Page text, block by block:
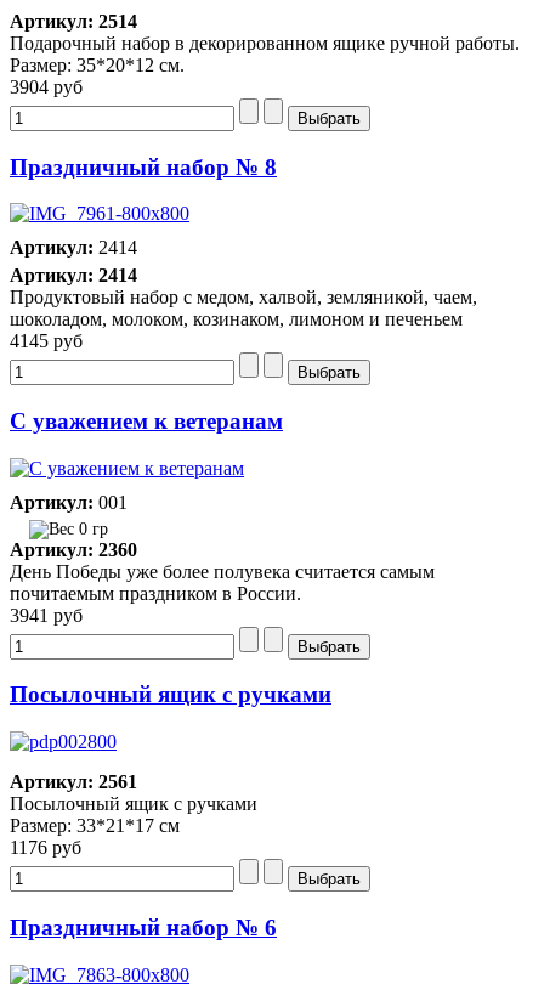
Артикул: 2514
Подарочный набор в декорированном ящике ручной работы.
Размер: 35*20*12 см.
3904 руб
Праздничный набор № 8
Артикул: 2414
Артикул: 2414
Продуктовый набор с медом, халвой, земляникой, чаем,
шоколадом, молоком, козинаком, лимоном и печеньем
4145 руб
С уважением к ветеранам
Артикул: 001
0 гр
Артикул: 2360
День Победы уже более полувека считается самым
почитаемым праздником в России.
3941 руб
Посылочный ящик с ручками
Артикул: 2561
Посылочный ящик с ручками
Размер: 33*21*17 см
1176 руб
Праздничный набор № 6